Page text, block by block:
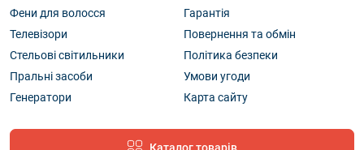
Фени для волосся
Телевізори
Стельові світильники
Пральні засоби
Генератори
Гарантія
Повернення та обмін
Політика безпеки
Умови угоди
Карта сайту